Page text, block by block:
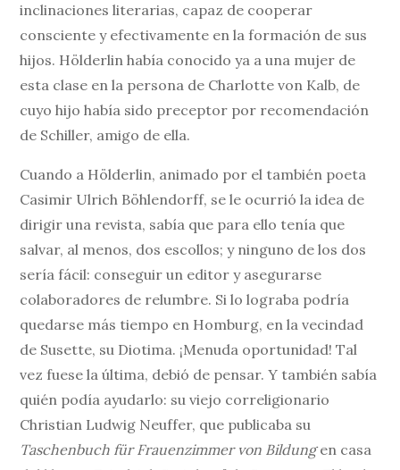
inclinaciones literarias, capaz de cooperar
consciente y efectivamente en la formación de sus
hijos. Hölderlin había conocido ya a una mujer de
esta clase en la persona de Charlotte von Kalb, de
cuyo hijo había sido preceptor por recomendación
de Schiller, amigo de ella.
Cuando a Hölderlin, animado por el también poeta
Casimir Ulrich Böhlendorff, se le ocurrió la idea de
dirigir una revista, sabía que para ello tenía que
salvar, al menos, dos escollos; y ninguno de los dos
sería fácil: conseguir un editor y asegurarse
colaboradores de relumbre. Si lo lograba podría
quedarse más tiempo en Homburg, en la vecindad
de Susette, su Diotima. ¡Menuda oportunidad! Tal
vez fuese la última, debió de pensar. Y también sabía
quién podía ayudarlo: su viejo correligionario
Christian Ludwig Neuffer, que publicaba su
Taschenbuch für Frauenzimmer von Bildungen casa